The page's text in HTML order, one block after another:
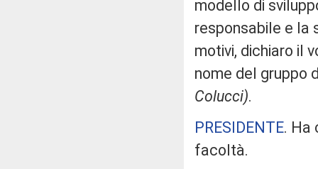
modello di
responsabile e la
motivi, dichiaro il
nome del gruppo
Colucci).
PRESIDENTE. Ha
facoltà.